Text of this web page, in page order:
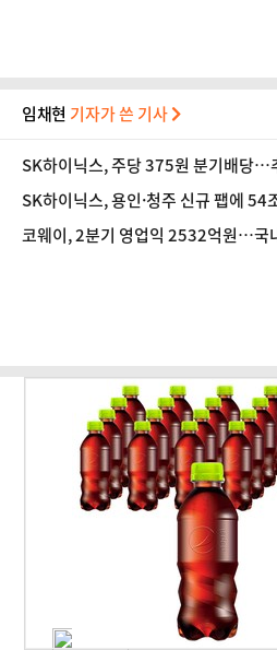
임채현 기자가 쓴 기사
SK하이닉스, 주당 375원 분기배당…
SK하이닉스, 용인·청주 신규 팹에 54
코웨이, 2분기 영업익 2532억원…국